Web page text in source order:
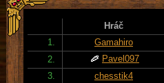
Hráč
1.
Gamahiro
2.
Pavel097
3.
chesstik4